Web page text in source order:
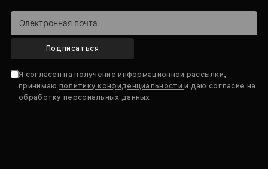
Подписаться
Я согласен на получение информационной рассылки,
принимаю политику конфиденциальностии даю согласие на
обработку персональных данных